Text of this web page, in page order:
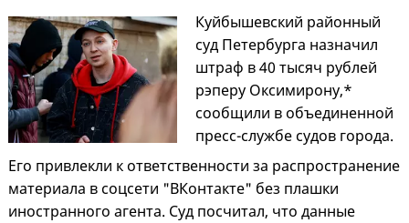
Куйбышевский районный
суд Петербурга назначил
штраф в 40 тысяч рублей
рэперу Оксимирону,*
сообщили в объединенной
пресс-службе судов города.
Его привлекли к ответственности за распространение
материала в соцсети "ВКонтакте" без плашки
иностранного агента. Суд посчитал, что данные